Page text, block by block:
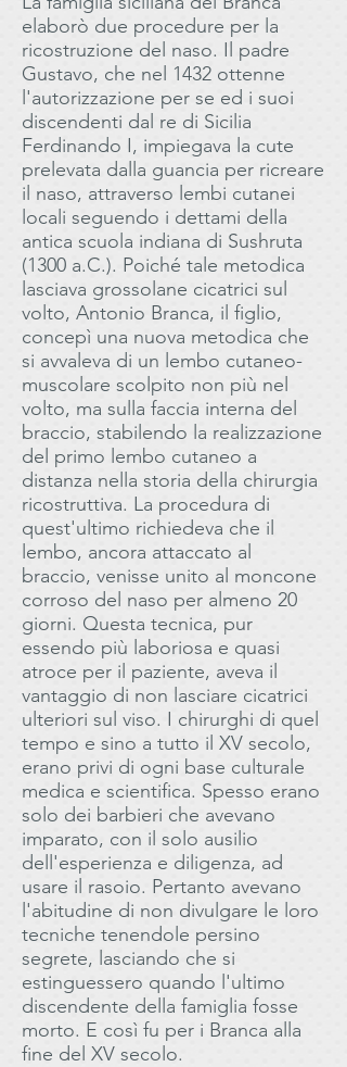
elaborò due procedure per la
ricostruzione del naso. Il padre
Gustavo, che nel 1432 ottenne
l'autorizzazione per se ed i suoi
discendenti dal re di Sicilia
Ferdinando I, impiegava la cute
prelevata dalla guancia per ricreare
il naso, attraverso lembi cutanei
locali seguendo i dettami della
antica scuola indiana di Sushruta
(1300 a.C.). Poiché tale metodica
lasciava grossolane cicatrici sul
volto, Antonio Branca, il figlio,
concepì una nuova metodica che
si avvaleva di un lembo cutaneo-
muscolare scolpito non più nel
volto, ma sulla faccia interna del
braccio, stabilendo la realizzazione
del primo lembo cutaneo a
distanza nella storia della chirurgia
ricostruttiva. La procedura di
quest'ultimo richiedeva che il
lembo, ancora attaccato al
braccio, venisse unito al moncone
corroso del naso per almeno 20
giorni. Questa tecnica, pur
essendo più laboriosa e quasi
atroce per il paziente, aveva il
vantaggio di non lasciare cicatrici
ulteriori sul viso. I chirurghi di quel
tempo e sino a tutto il XV secolo,
erano privi di ogni base culturale
medica e scientifica. Spesso erano
solo dei barbieri che avevano
imparato, con il solo ausilio
dell'esperienza e diligenza, ad
usare il rasoio. Pertanto avevano
l'abitudine di non divulgare le loro
tecniche tenendole persino
segrete, lasciando che si
estinguessero quando l'ultimo
discendente della famiglia fosse
morto. E così fu per i Branca alla
fine del XV secolo.